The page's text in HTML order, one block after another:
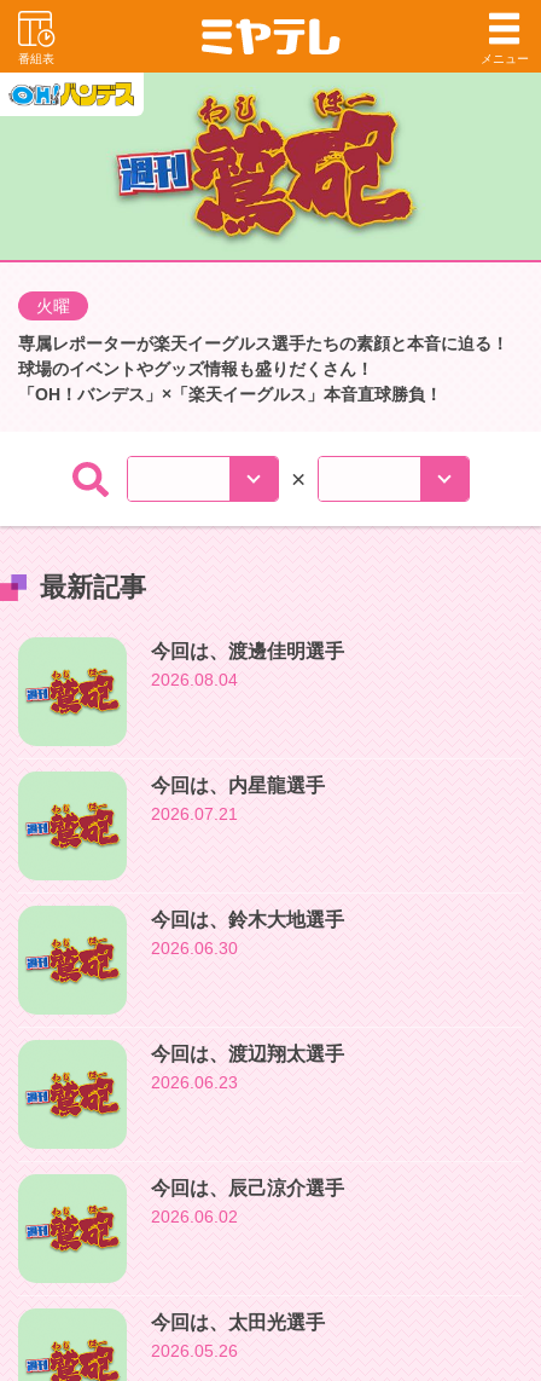
番組表 メニュー
火曜
専属レポーターが楽天イーグルス選手たちの素顔と本音に迫る！
球場のイベントやグッズ情報も盛りだくさん！
「OH！バンデス」×「楽天イーグルス」本音直球勝負！
×
最新記事
今回は、渡邊佳明選手
2026.08.04
今回は、内星龍選手
2026.07.21
今回は、鈴木大地選手
2026.06.30
今回は、渡辺翔太選手
2026.06.23
今回は、辰己涼介選手
2026.06.02
今回は、太田光選手
2026.05.26